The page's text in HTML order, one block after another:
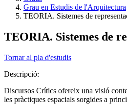
Grau en Estudis de l'Arquitectura
TEORIA. Sistemes de
TEORIA. Sistemes de
Tornar al pla d'estudis
Descripció:
Discursos Crítics ofereix una visió
les pràctiques espacials sorgides a